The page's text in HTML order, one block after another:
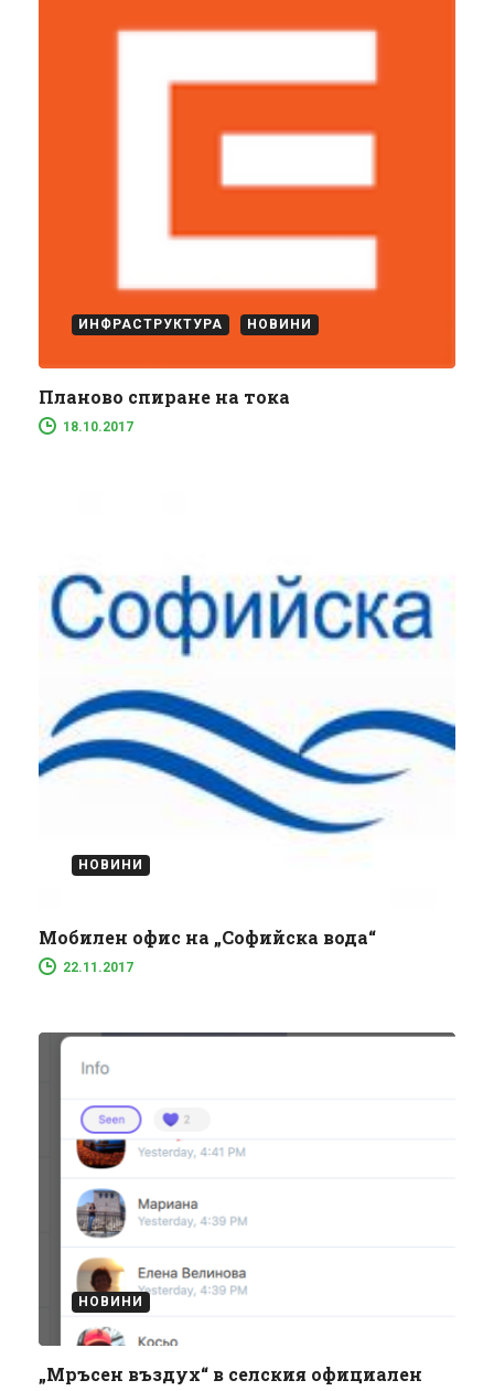
ИНФРАСТРУКТУРА НОВИНИ
Планово спиране на тока
18.10.2017
НОВИНИ
Мобилен офис на „Софийска вода“
22.11.2017
НОВИНИ
„Мръсен въздух“ в селския официален